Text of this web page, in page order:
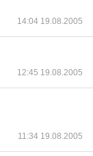
14:04 19.08.2005
12:45 19.08.2005
11:34 19.08.2005